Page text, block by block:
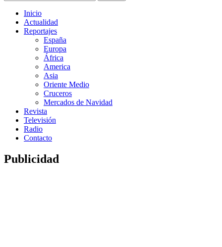
Inicio
Actualidad
Reportajes
España
Europa
África
America
Asia
Oriente Medio
Cruceros
Mercados de Navidad
Revista
Televisión
Radio
Contacto
Publicidad